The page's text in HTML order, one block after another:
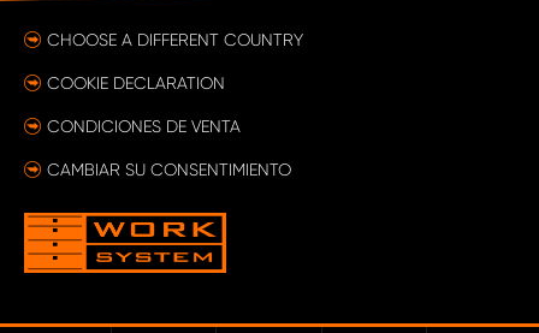
CHOOSE A DIFFERENT COUNTRY
COOKIE DECLARATION
CONDICIONES DE VENTA
CAMBIAR SU CONSENTIMIENTO